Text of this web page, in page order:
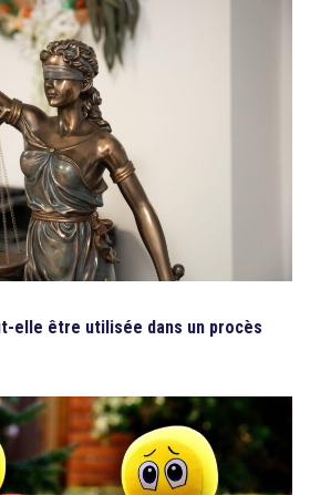
elle être utilisée dans un procès